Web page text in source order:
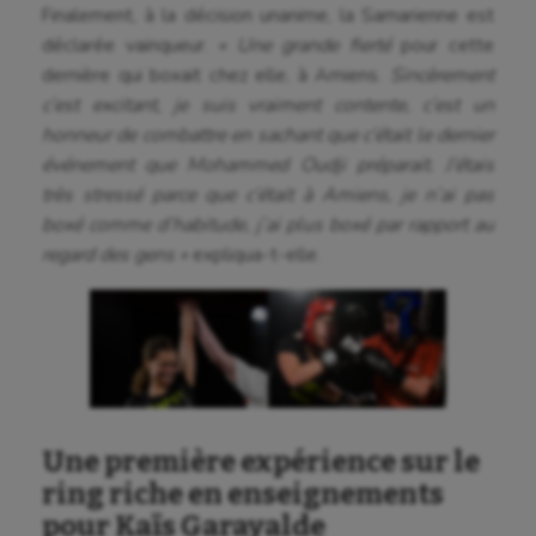
Finalement, à la décision unanime, la Samarienne est
déclarée vainqueur.
« Une grande fierté pour cette
dernière qui boxait chez elle, à Amiens.
Sincèrement
c’est excitant, je suis vraiment contente, c’est un
honneur de combattre en sachant que c’était le dernier
événement que Mohammed Oudji préparait. J’étais
très stressé parce que c’était à Amiens, je n’ai pas
boxé comme d’habitude, j’ai plus boxé par rapport au
regard des gens »
expliqua-t-elle.
Une première expérience sur le
ring riche en enseignements
pour Kaïs Garayalde